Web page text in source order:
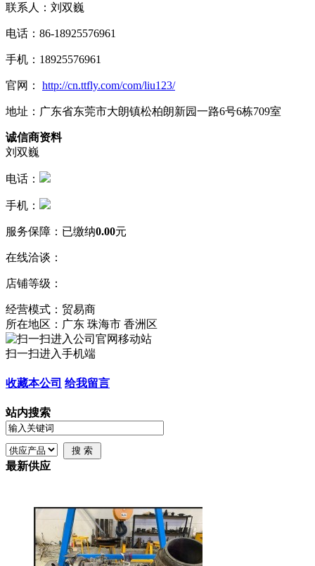
联系人：刘双巍
电话：86-18925576961
手机：18925576961
官网： http://cn.ttfly.com/com/liu123/
地址：广东省东莞市大朗镇松柏朗新园一路6号6栋709室
诚信商资料
刘双巍
电话：
手机：
服务保障： 已缴纳0.00元
在线洽谈：
店铺等级：
经营模式：贸易商
所在地区：广东 珠海市 香洲区
扫一扫进入手机端
收藏本公司 给我留言
站内搜索
最新供应